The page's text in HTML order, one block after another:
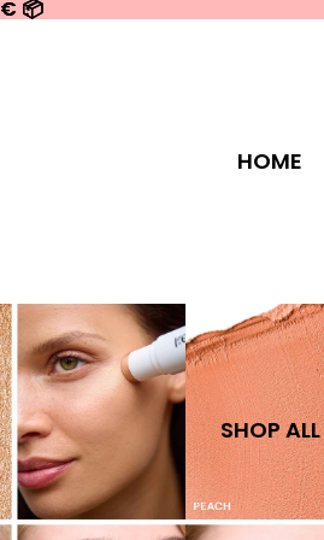
📦
📦
HOME
SHOP ALL